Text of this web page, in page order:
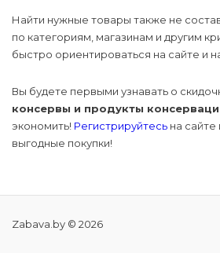
Найти нужные товары также не
по категориям, магазинам и другим
быстро ориентироваться на сайте и
Вы будете первыми узнавать о
консервы и продукты
экономить! Регистрируйтесь на
выгодные покупки!
Zabava.by © 2026